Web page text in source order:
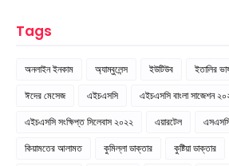
Tags
অনলাইন ইনকাম অ্যাম্বুলেন্স ইউটিউব ইতালির
ঈদের মেসেজ
এইচএসসি
এইচএসসি বাংলা সাজেশন
এইচএসসি সংক্ষিপ্ত সিলেবাস ২০২২
এয়ারটেল
কিয়ামতের আলামত
কুমিল্লা ডাক্তার কুষ্টিয়া ডাক্তার